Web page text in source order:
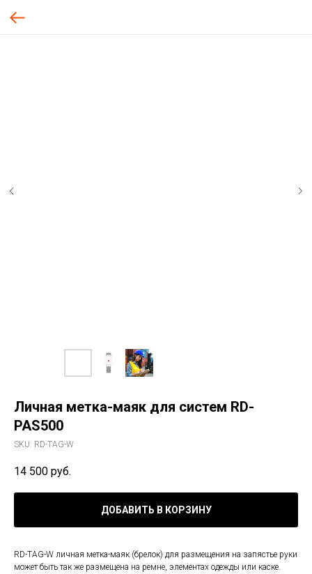
Личная метка-маяк для систем RD-
PAS500
SKU: RD-TAG-W
14 500 руб.
ДОБАВИТЬ В КОРЗИНУ
RD-TAG-W личная метка-маяк (брелок) для размещения на запястье руки
может быть так же размещена на ремне, элементах одежды или каске.